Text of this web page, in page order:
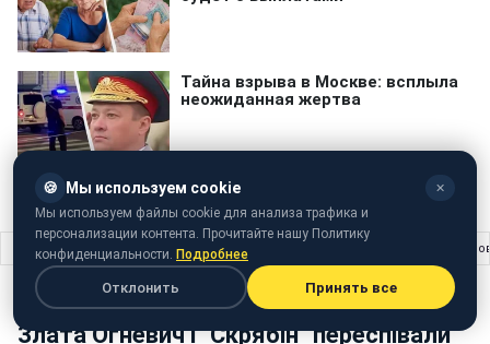
Главная › Шоу бизнес › Злата Огневич і "Скрябін" переспівали пісню на
ШОУ БИЗНЕС 30 ноября 2016 · 15:41
Злата Огневич і "Скрябін" переспівали
🍪 Мы используем cookie ✕
Мы используем файлы cookie для анализа трафика и
персонализации контента. Прочитайте нашу Политику
конфиденциальности. Подробнее
Отклонить Принять все